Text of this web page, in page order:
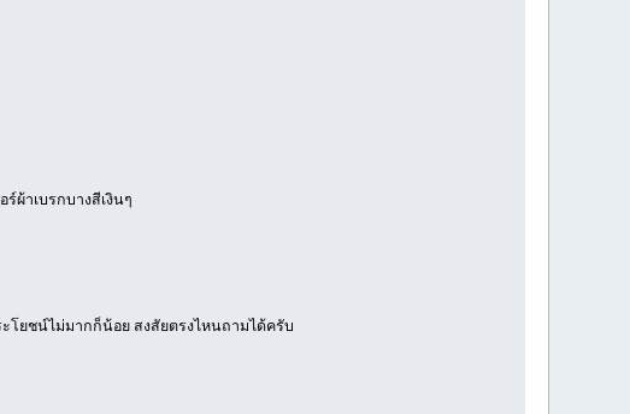
ผ้าเบรกบางสีเงินๆ
โยชน์ไม่มากก็น้อย สงสัยตรงไหนถามได้ครับ